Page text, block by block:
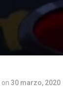
on 30 marzo, 2020